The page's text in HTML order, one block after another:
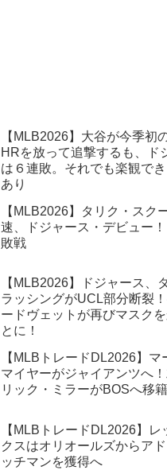
【MLB2026】大谷が今季初
HRを放って追撃するも、ド
は６連敗。それでも楽観で
あり
【MLB2026】タリク・スク
速、ドジャース・デビュー！
敗戦
【MLB2026】ドジャース、
ラッシングがUCL部分断裂
ードヴェットが再びマスク
とに！
【MLBトレードDL2026】マ
マイヤーがジャイアンツへ
リック・ミラーがBOSへ移籍
【MLBトレードDL2026】レ
クスはオリオールズからア
ッチマンを獲得へ